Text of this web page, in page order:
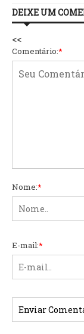
DEIXE UM
<<
Comentário:*
Nome:*
E-mail:*